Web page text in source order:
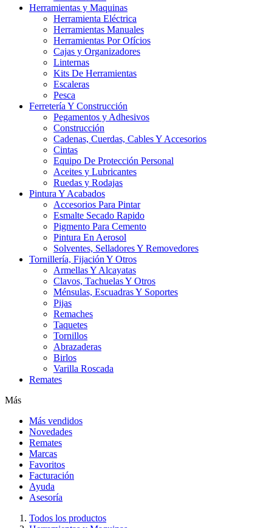
Herramientas y Maquinas
Herramienta Eléctrica
Herramientas Manuales
Herramientas Por Ofícios
Cajas y Organizadores
Linternas
Kits De Herramientas
Escaleras
Pesca
Ferretería Y Construcción
Pegamentos y Adhesivos
Construcción
Cadenas, Cuerdas, Cables Y Accesorios
Cintas
Equipo De Protección Personal
Aceites y Lubricantes
Ruedas y Rodajas
Pintura Y Acabados
Accesorios Para Pintar
Esmalte Secado Rapido
Pigmento Para Cemento
Pintura En Aerosol
Solventes, Selladores Y Removedores
Tornillería, Fijación Y Otros
Armellas Y Alcayatas
Clavos, Tachuelas Y Otros
Ménsulas, Escuadras Y Soportes
Pijas
Remaches
Taquetes
Tornillos
Abrazaderas
Birlos
Varilla Roscada
Remates
Más
Más vendidos
Novedades
Remates
Marcas
Favoritos
Facturación
Ayuda
Asesoría
Todos los productos